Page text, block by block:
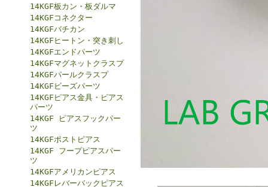
14KGF板カン・板ダルマ
14KGFコネクター
14KGFバチカン
14KGFヒートン・突き刺し
14KGFエンドパーツ
14KGFマグネットクラスプ
14KGFパールクラスプ
14KGFビーズパーツ
14KGFピアス金具・ピアス
パーツ
14KGF ピアスフックパー
ツ
14KGFポストピアス
14KGF フープピアスパー
ツ
14KGFアメリカンピアス
14KGFレバーバックピアス